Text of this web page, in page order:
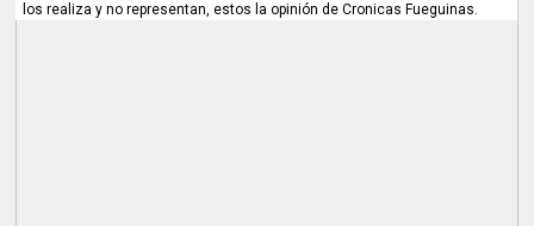
los realiza y no representan, estos la opinión de Cronicas Fueguinas.